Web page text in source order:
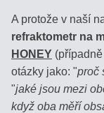
A protože v naší
refraktometr na
HONEY (případně
otázky jako: "proč
"jaké jsou mezi
když oba měří
jak
bídné
jsou
plastové
náhražky!